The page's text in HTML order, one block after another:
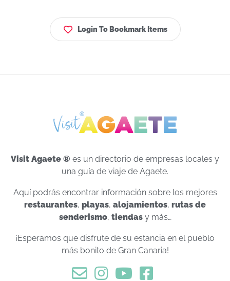
Login To Bookmark Items
Visit Agaete ® es un directorio de empresas locales y
una guía de viaje de Agaete.
Aquí podrás encontrar información sobre los mejores
restaurantes, playas, alojamientos, rutas de
senderismo, tiendasy más…
¡Esperamos que disfrute de su estancia en el pueblo
más bonito de Gran Canaria!